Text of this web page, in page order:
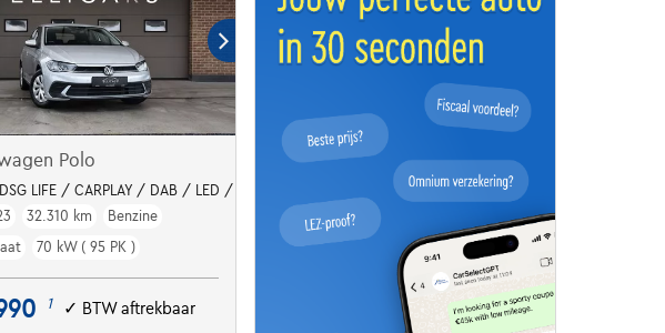
Polo
LIFE / CARPLAY / DAB / LED / PSA + V
32.310 km
Benzine
70 kW ( 95 PK )
1 ✓ BTW aftrekbaar